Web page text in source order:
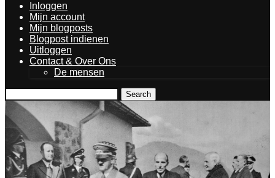
Inloggen
Mijn account
Mijn blogposts
Blogpost indienen
Uitloggen
Contact & Over Ons
De mensen
Search